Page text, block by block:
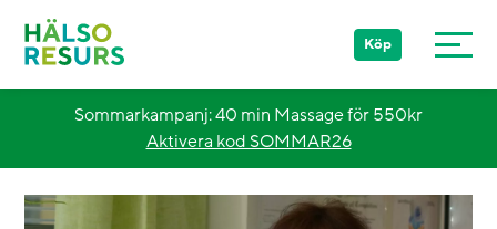
Köp
Sommarkampanj: 40 min Massage för 550kr
Aktivera kod SOMMAR26